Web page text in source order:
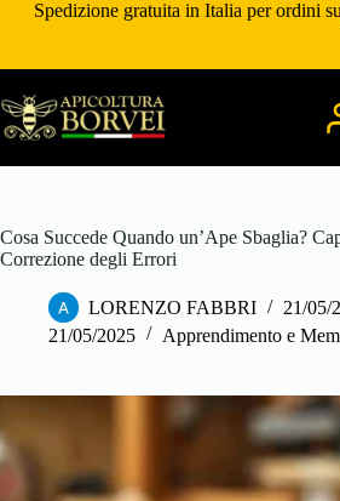
SaltaSpedizione gratuita in Italia per ordini
Cosa Succede Quando un’Ape Sbaglia?
Correzione degli Errori
LORENZO FABBRI
21/05/
21/05/2025
Apprendimento e